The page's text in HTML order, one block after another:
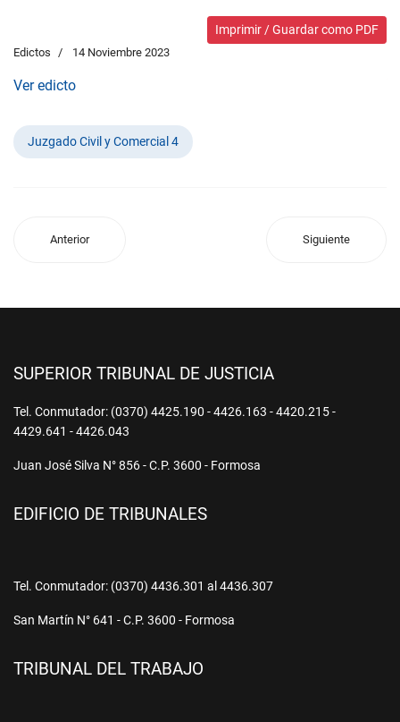
Imprimir / Guardar como PDF
Edictos 14 Noviembre 2023
Ver edicto
Juzgado Civil y Comercial 4
Anterior Siguiente
SUPERIOR TRIBUNAL DE JUSTICIA
Tel. Conmutador: (0370) 4425.190 - 4426.163 - 4420.215 -
4429.641 - 4426.043
Juan José Silva N° 856 - C.P. 3600 - Formosa
EDIFICIO DE TRIBUNALES
Tel. Conmutador: (0370) 4436.301 al 4436.307
San Martín N° 641 - C.P. 3600 - Formosa
TRIBUNAL DEL TRABAJO